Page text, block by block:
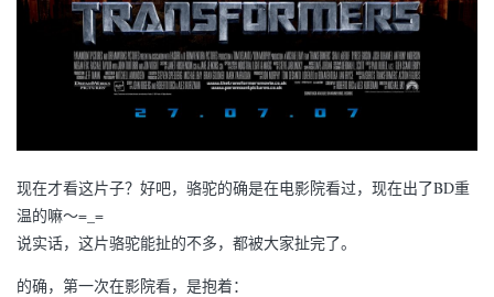
现在才看这片子？好吧，骆驼的确是在电影院看过，现在出了BD重
温的嘛～=_=
说实话，这片骆驼能扯的不多，都被大家扯完了。
的确，第一次在影院看，是抱着：